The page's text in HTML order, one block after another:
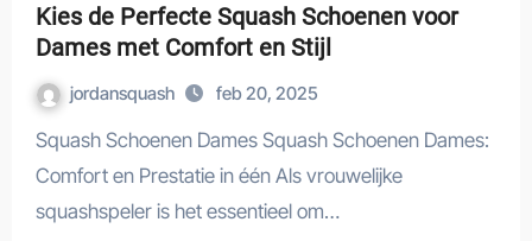
Kies de Perfecte Squash Schoenen voor
Dames met Comfort en Stijl
jordansquash feb 20, 2025
Squash Schoenen Dames Squash Schoenen Dames:
Comfort en Prestatie in één Als vrouwelijke
squashspeler is het essentieel om…